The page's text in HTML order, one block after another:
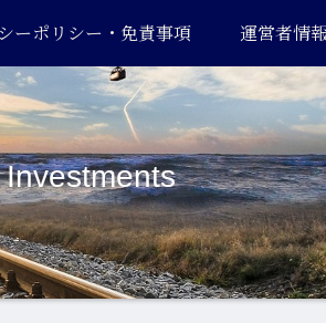
ーポリシー・免責事項 運営者情